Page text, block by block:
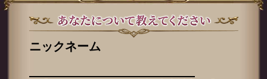
ニックネーム